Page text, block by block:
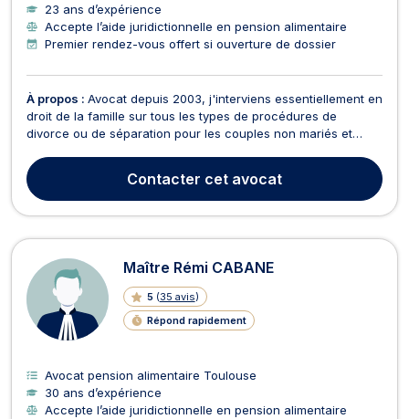
23 ans d’expérience
Accepte l’aide juridictionnelle en pension alimentaire
Premier rendez-vous offert si ouverture de dossier
À propos : Avocat depuis 2003, j'interviens essentiellement en
droit de la famille sur tous les types de procédures de
divorce ou de séparation pour les couples non mariés et
vous accompagne également dans la procédure de
liquidation des régimes matrimoniaux, dans la procédure d...
Contacter cet avocat
Maître Rémi CABANE
5 (35 avis)
Répond rapidement
Avocat pension alimentaire Toulouse
30 ans d’expérience
Accepte l’aide juridictionnelle en pension alimentaire